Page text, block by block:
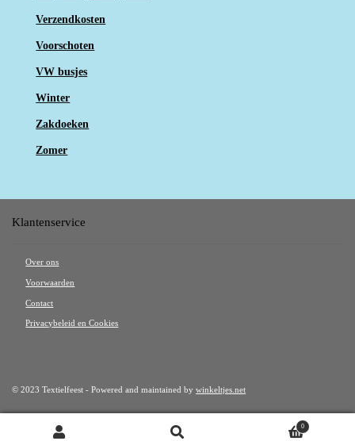
Verzendkosten
Voorschoten
VW busjes
Winter
Zakdoeken
Zomer
Klantenservice
Over ons
Voorwaarden
Contact
Privacybeleid en Cookies
© 2023 Textielfeest - Powered and maintained bywinkeltjes.net
0